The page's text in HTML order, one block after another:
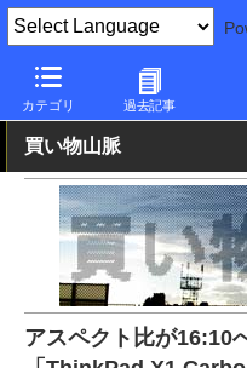
カテゴリ 過去記事
PC Watch パソコン/タブレ
買い物山脈
アスペクト比が16:10